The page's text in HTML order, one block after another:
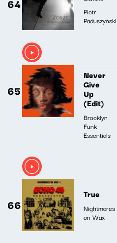
64
Piotr
Paduszyński
65
Never
Give
Up
(Edit)
Brooklyn
Funk
Essentials
66
True
Nightmares
on Wax